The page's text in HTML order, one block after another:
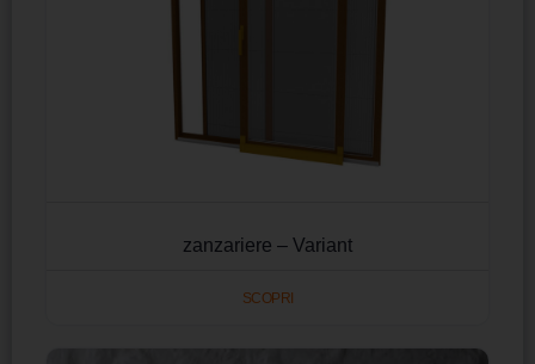
zanzariere – Variant
SCOPRI